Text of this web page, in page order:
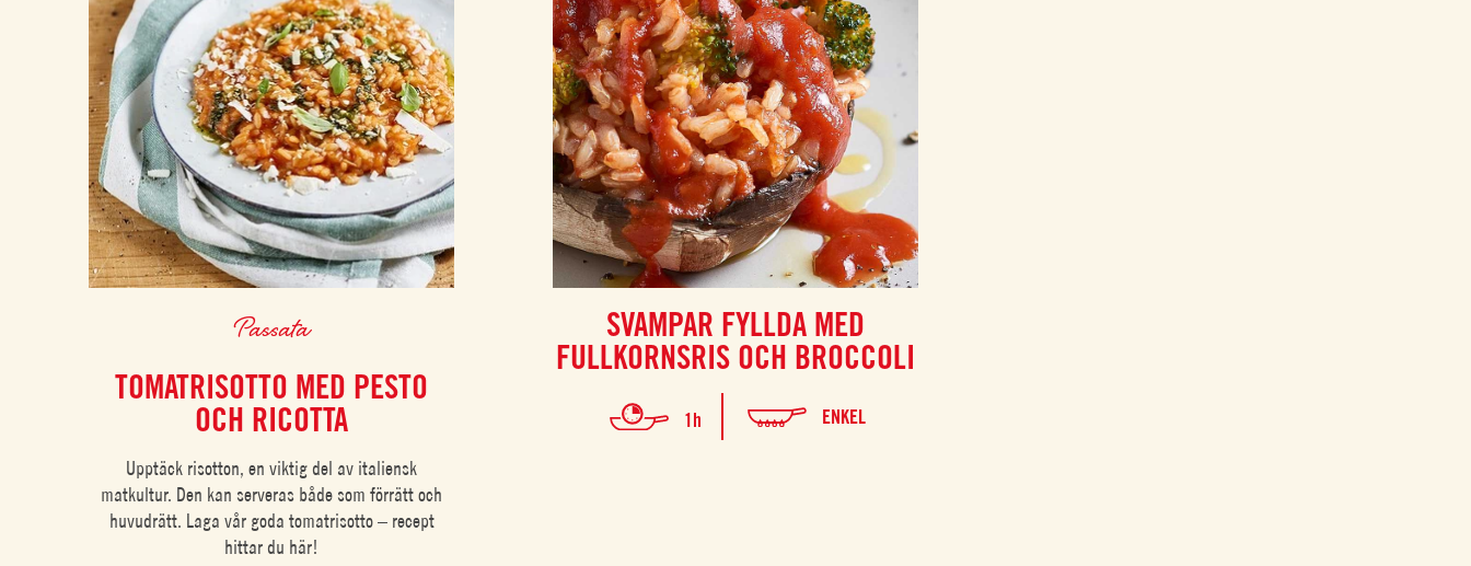
Passata
TOMATRISOTTO MED PESTO
OCH RICOTTA
Upptäck risotton, en viktig del av italiensk
matkultur. Den kan serveras både som förrätt och
huvudrätt. Laga vår goda tomatrisotto – recept
hittar du här!
SVAMPAR FYLLDA MED
FULLKORNSRIS OCH BROCCOLI
1h ENKEL